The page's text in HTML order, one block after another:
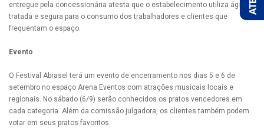
entregue pela concessionária atesta que o estabelecimento utiliza água
tratada e segura para o consumo dos trabalhadores e clientes que
frequentam o espaço.
Evento
O Festival Abrasel terá um evento de encerramento nos dias 5 e 6 de
setembro no espaço Arena Eventos com atrações musicais locais e
regionais. No sábado (6/9) serão conhecidos os pratos vencedores em
cada categoria. Além da comissão julgadora, os clientes também podem
votar em seus pratos favoritos.